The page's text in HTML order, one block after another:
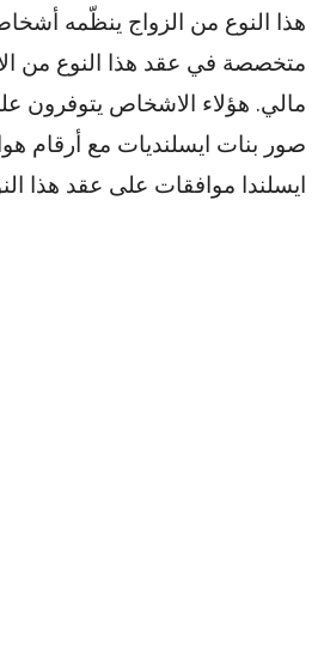
هذا النوع من الزواج ينظّمه
متخصصة في عقد هذا النوع من
مالي. هؤلاء الاشخاص يتوفرون
صور بنات ايسلنديات مع أرقام
ايسلندا موافقات على عقد هذا